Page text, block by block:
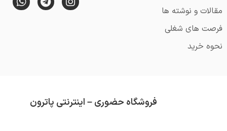
مقالات و نوشته ها
فرصت های شغلی
نحوه خرید
فروشگاه حضوری – اینترنتی پاترون